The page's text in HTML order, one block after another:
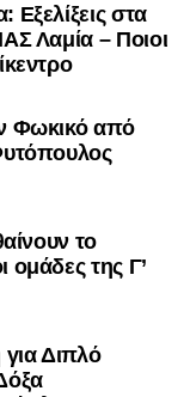
στα
Λαμία – Ποιοι
Φωκικό από
το
ομάδες της Γ’
Διπλό